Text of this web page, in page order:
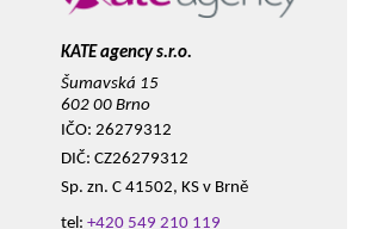
KATE agency s.r.o.
Šumavská 15
602 00 Brno
IČO: 26279312
DIČ: CZ26279312
Sp. zn. C 41502, KS v Brně
tel: +420 549 210 119